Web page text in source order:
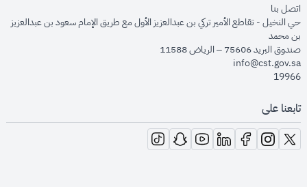
اتصل بنا
حي النخيل - تقاطع الأمير تركي بن عبدالعزيز الأول مع طريق الإمام سعود بن عبدالعزيز
بن محمد
صندوق البريد 75606 – الرياض 11588
info@cst.gov.sa
19966
تابعنا على
opens in new window
opens in new window
opens in new window
opens in new window
opens in new window
opens in new window
opens in new window